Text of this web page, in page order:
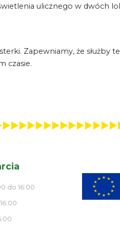
ulicznego w dwóch
Zapewniamy, że służby
czasie.
do 16:00